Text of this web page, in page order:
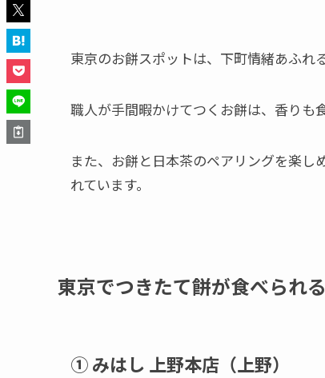
東京のお餅スポットは、下町情緒あふれ
職人が手間暇かけてつくお餅は、香りも
また、お餅と日本茶のペアリングを楽し
れています。
東京でつきたて餅が食べられ
① みはし 上野本店（上野）